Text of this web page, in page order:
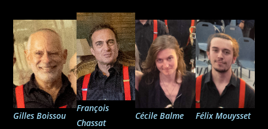
Gilles Boissou
François
Chassat
Cécile Balme Félix Mouysset